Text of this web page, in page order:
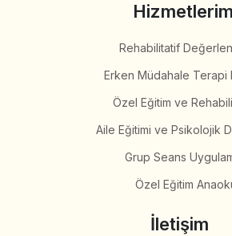
Rehabilitatif
Erken Müdahale Terapi
Özel Eğitim ve
Aile Eğitimi ve Psikolojik
Grup Seans
Özel Eğitim
İletişim